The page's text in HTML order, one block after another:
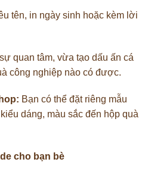
tên, in ngày sinh hoặc kèm lời
quan tâm, vừa tạo dấu ấn cá
công nghiệp nào có được.
Bạn có thể đặt riêng mẫu
dáng, màu sắc đến hộp quà
cho bạn bè